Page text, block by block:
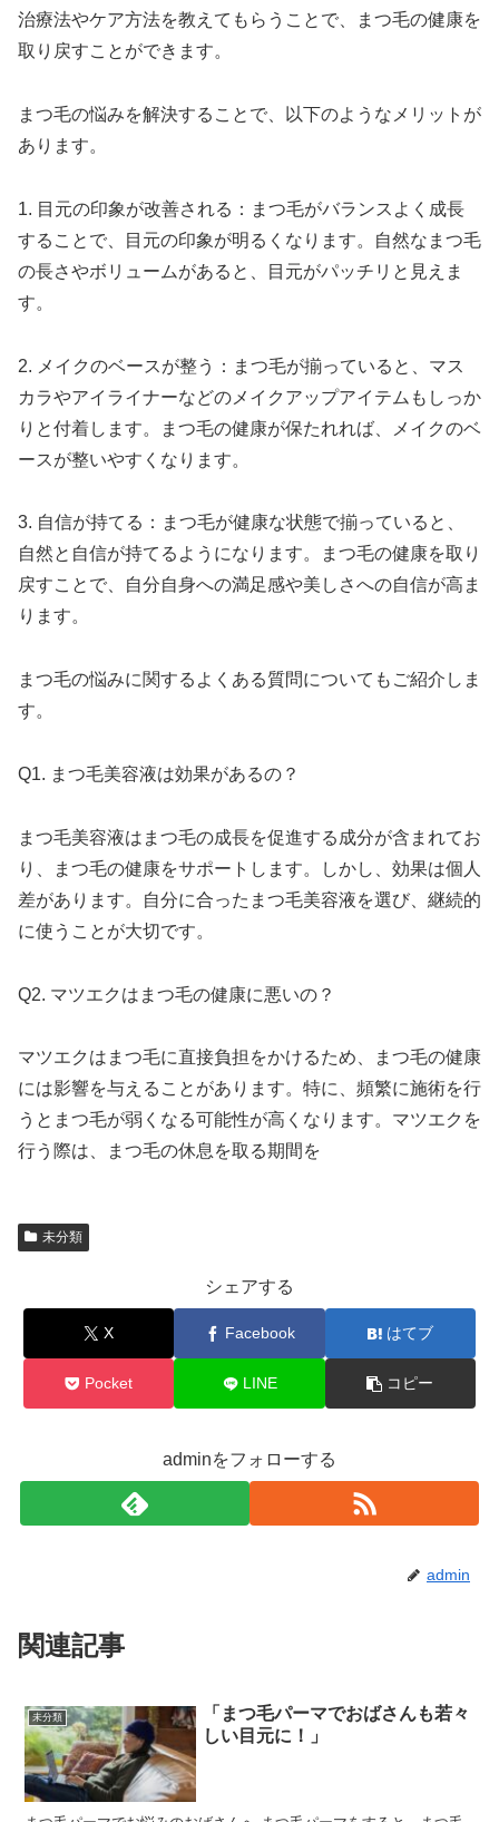
治療法やケア方法を教えてもらうことで、まつ毛の健康を
取り戻すことができます。
まつ毛の悩みを解決することで、以下のようなメリットが
あります。
1. 目元の印象が改善される：まつ毛がバランスよく成長
することで、目元の印象が明るくなります。自然なまつ毛
の長さやボリュームがあると、目元がパッチリと見えま
す。
2. メイクのベースが整う：まつ毛が揃っていると、マス
カラやアイライナーなどのメイクアップアイテムもしっか
りと付着します。まつ毛の健康が保たれれば、メイクのベ
ースが整いやすくなります。
3. 自信が持てる：まつ毛が健康な状態で揃っていると、
自然と自信が持てるようになります。まつ毛の健康を取り
戻すことで、自分自身への満足感や美しさへの自信が高ま
ります。
まつ毛の悩みに関するよくある質問についてもご紹介しま
す。
Q1. まつ毛美容液は効果があるの？
まつ毛美容液はまつ毛の成長を促進する成分が含まれてお
り、まつ毛の健康をサポートします。しかし、効果は個人
差があります。自分に合ったまつ毛美容液を選び、継続的
に使うことが大切です。
Q2. マツエクはまつ毛の健康に悪いの？
マツエクはまつ毛に直接負担をかけるため、まつ毛の健康
には影響を与えることがあります。特に、頻繁に施術を行
うとまつ毛が弱くなる可能性が高くなります。マツエクを
行う際は、まつ毛の休息を取る期間を
未分類
シェアする
X Facebook はてブ
Pocket LINE コピー
adminをフォローする
admin
関連記事
未分類
「まつ毛パーマでおばさんも若々
しい目元に！」